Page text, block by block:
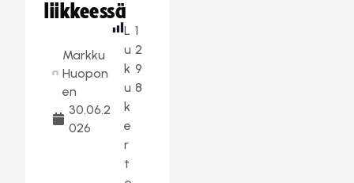
liikkeessä
Markku
Huopon
en
30.06.2
026
L
u
k
u
k
e
r
t
1
2
9
8